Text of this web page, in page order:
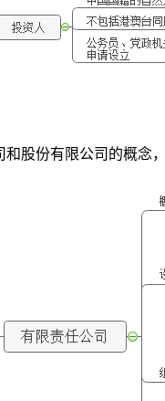
股份有限公司的概念